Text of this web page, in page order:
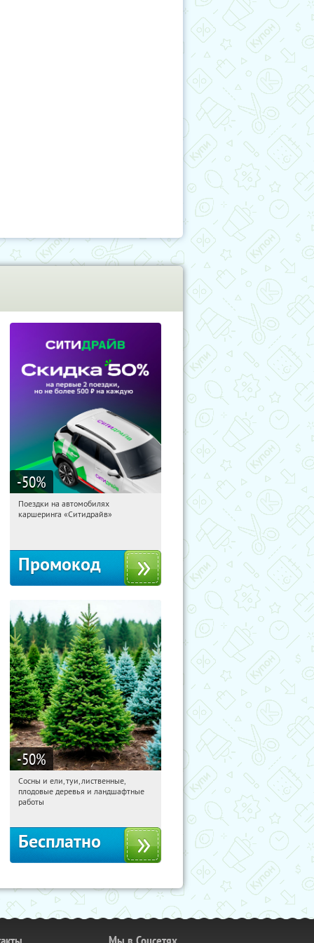
-50%
12:29:51
Получи первым!
Поездки на автомобилях
каршеринга «Ситидрайв»
Промокод
-50%
12:29:51 Получили:
Московская обл., г. Химки,
Сосны и ели, туи, лиственные,
плодовые деревья и ландшафтные
работы
Бесплатно